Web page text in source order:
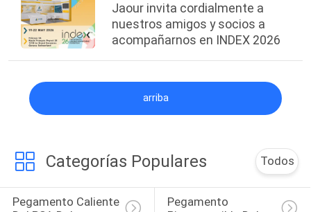
Jaour invita cordialmente a
nuestros amigos y socios a
acompañarnos en INDEX 2026
arriba
Categorías Populares Todos
Pegamento Caliente
Pegamento